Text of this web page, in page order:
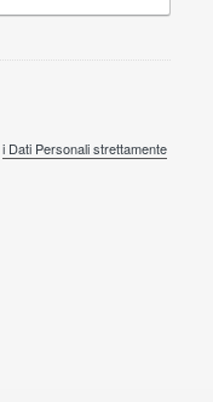
i Dati Personali strettamente